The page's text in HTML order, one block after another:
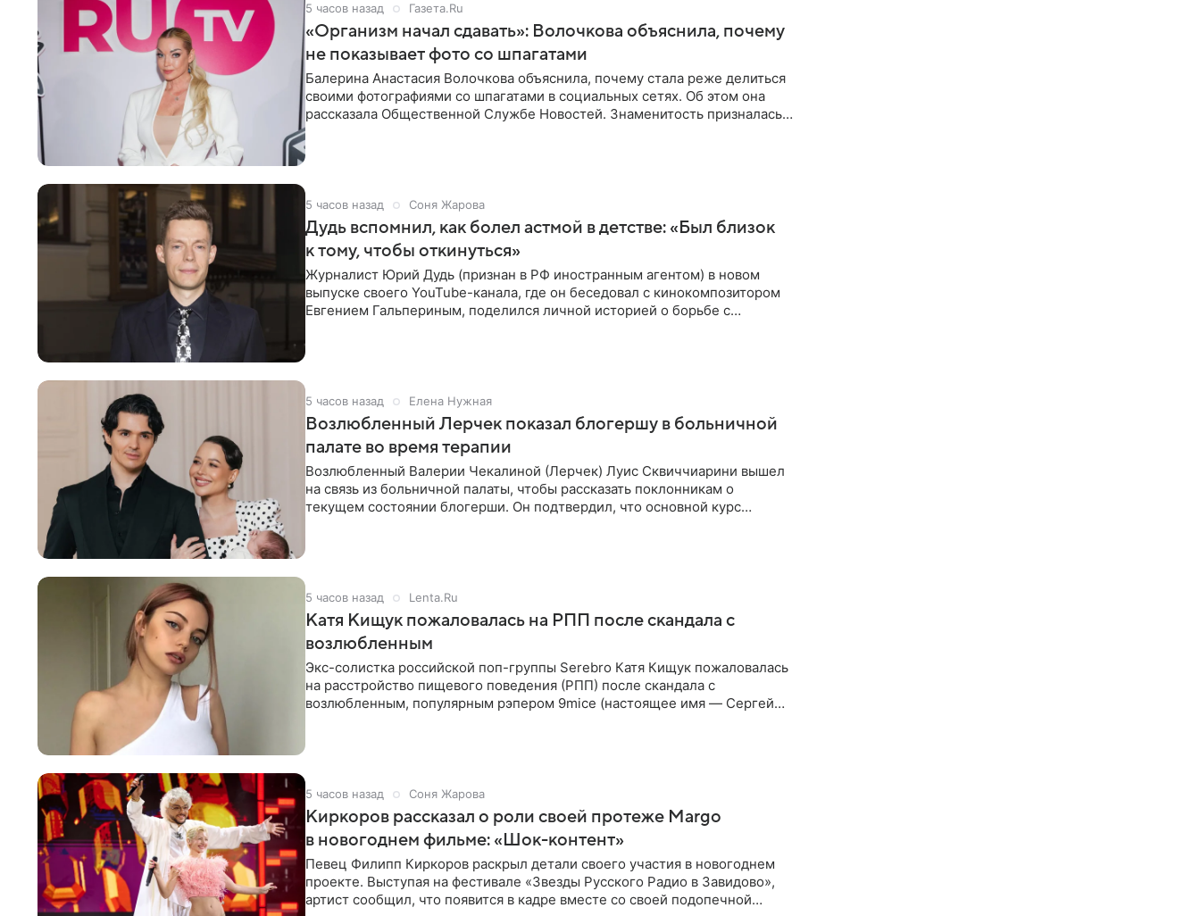
5 часов назад Газета.Ru
«Организм начал сдавать»: Волочкова объяснила, почему
не показывает фото со шпагатами
Балерина Анастасия Волочкова объяснила, почему стала реже делиться
своими фотографиями со шпагатами в социальных сетях. Об этом она
рассказала Общественной Службе Новостей. Знаменитость призналась,
5 часов назад Соня Жарова
Дудь вспомнил, как болел астмой в детстве: «Был близок
к тому, чтобы откинуться»
Журналист Юрий Дудь (признан в РФ иностранным агентом) в новом
выпуске своего YouTube-канала, где он беседовал с кинокомпозитором
Евгением Гальпериным, поделился личной историей о борьбе с
5 часов назад Елена Нужная
Возлюбленный Лерчек показал блогершу в больничной
палате во время терапии
Возлюбленный Валерии Чекалиной (Лерчек) Луис Сквиччиарини вышел
на связь из больничной палаты, чтобы рассказать поклонникам о
текущем состоянии блогерши. Он подтвердил, что основной курс
5 часов назад Lenta.Ru
Катя Кищук пожаловалась на РПП после скандала с
возлюбленным
Экс-солистка российской поп-группы Serebro Катя Кищук пожаловалась
на расстройство пищевого поведения (РПП) после скандала с
возлюбленным, популярным рэпером 9mice (настоящее имя — Сергей
5 часов назад Соня Жарова
Киркоров рассказал о роли своей протеже Margo
в новогоднем фильме: «Шок-контент»
Певец Филипп Киркоров раскрыл детали своего участия в новогоднем
проекте. Выступая на фестивале «Звезды Русского Радио в Завидово»,
артист сообщил, что появится в кадре вместе со своей подопечной